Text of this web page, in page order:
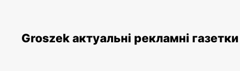
Groszek актуальні рекламні газетки